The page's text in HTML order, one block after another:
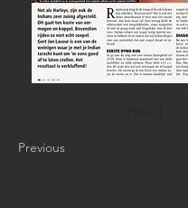
Previous